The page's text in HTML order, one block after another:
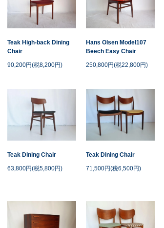
Teak High-back Dining
Chair
90,200円(税8,200円)
Hans Olsen Model107
Beech Easy Chair
250,800円(税22,800円)
Teak Dining Chair
63,800円(税5,800円)
Teak Dining Chair
71,500円(税6,500円)